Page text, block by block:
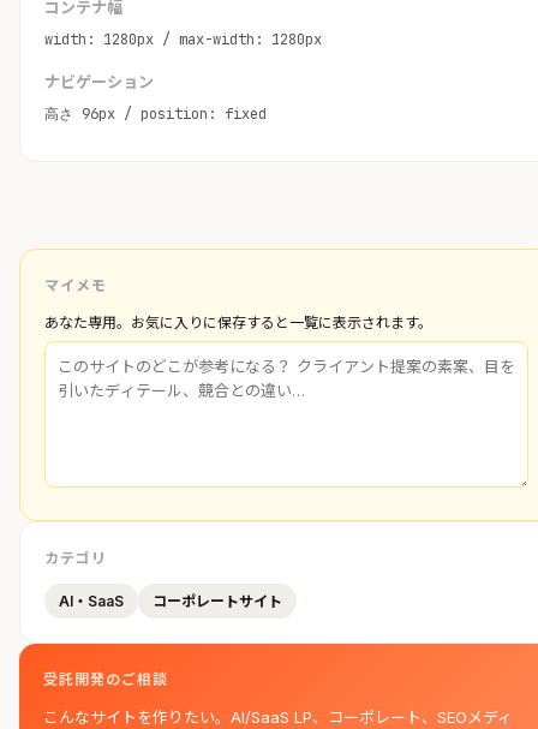
コンテナ幅
width: 1280px / max-width: 1280px
ナビゲーション
高さ 96px / position: fixed
マイメモ
あなた専用。お気に入りに保存すると一覧に表示されます。
カテゴリ
AI・SaaS コーポレートサイト
受託開発のご相談
こんなサイトを作りたい。AI/SaaS LP、コーポレート、SEOメディ